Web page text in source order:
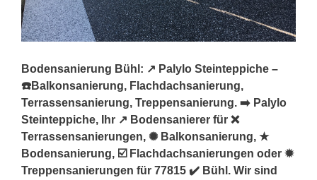
Bodensanierung Bühl: ↗️ Palylo Steinteppiche –
☎️Balkonsanierung, Flachdachsanierung,
Terrassensanierung, Treppensanierung. ➡️ Palylo
Steinteppiche, Ihr ↗️ Bodensanierer für ❌
Terrassensanierungen, ✺ Balkonsanierung, ★
Bodensanierung, ☑️ Flachdachsanierungen oder ✹
Treppensanierungen für 77815 ✔️ Bühl. Wir sind